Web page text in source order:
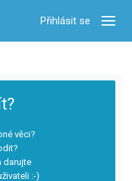
Přihlásit se
věci?
darujte
:-)